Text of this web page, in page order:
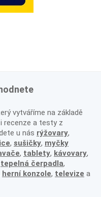
vytváříme na základě
recenze a testy z
u nás rýžovary,
, sušičky, myčky
, tablety, kávovary,
tepelná čerpadla,
herní konzole, televize a